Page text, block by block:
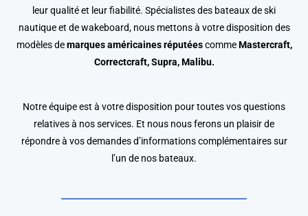
leur qualité et leur fiabilité. Spécialistes des bateaux de ski
nautique et de wakeboard, nous mettons à votre disposition des
modèles demarques américaines réputéescommeMastercraft,
Correctcraft, Supra, Malibu.
Notre équipe est à votre disposition pour toutes vos questions
relatives à nos services. Et nous nous ferons un plaisir de
répondre à vos demandes d’informations complémentaires sur
l’un de nos bateaux.